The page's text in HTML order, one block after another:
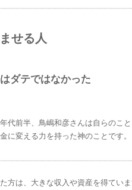
せる人
ダテではなかった
代前半、鳥嶋和彦さんは自らのこ
に変える力を持った神のことです。
方は、大きな収入や資産を得ていま